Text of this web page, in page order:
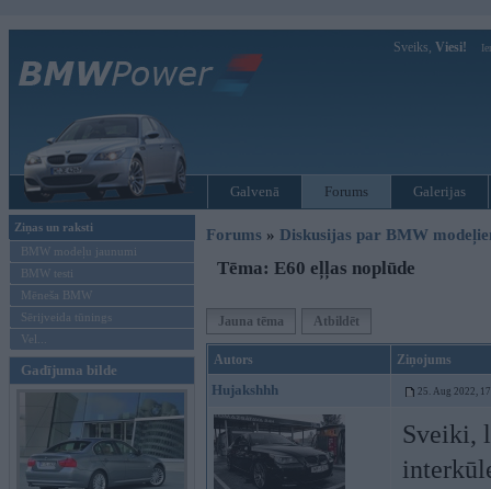
Sveiks, Viesi!
Galvenā Forums Galerijas
Ziņas un raksti
BMW modeļu jaunumi
BMW testi
Mēneša BMW
Sērijveida tūnings
Vel...
Gadījuma bilde
Forums » Diskusijas par BMW
Tēma: E60 eļļas noplūde
Jauna tēma Atbildēt
Autors Ziņojums
Hujakshhh 25. Aug 2022,
Sveiki,